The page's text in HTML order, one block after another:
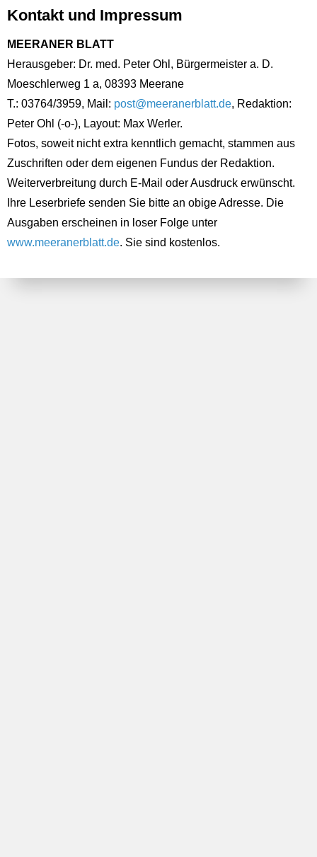
Kontakt und Impressum
MEERANER BLATT
Herausgeber: Dr. med. Peter Ohl, Bürgermeister a. D.
Moeschlerweg 1 a, 08393 Meerane
T.: 03764/3959, Mail: post@meeranerblatt.de, Redaktion:
Peter Ohl (-o-), Layout: Max Werler.
Fotos, soweit nicht extra kenntlich gemacht, stammen aus
Zuschriften oder dem eigenen Fundus der Redaktion.
Weiterverbreitung durch E-Mail oder Ausdruck erwünscht.
Ihre Leserbriefe senden Sie bitte an obige Adresse. Die
Ausgaben erscheinen in loser Folge unter
www.meeranerblatt.de. Sie sind kostenlos.